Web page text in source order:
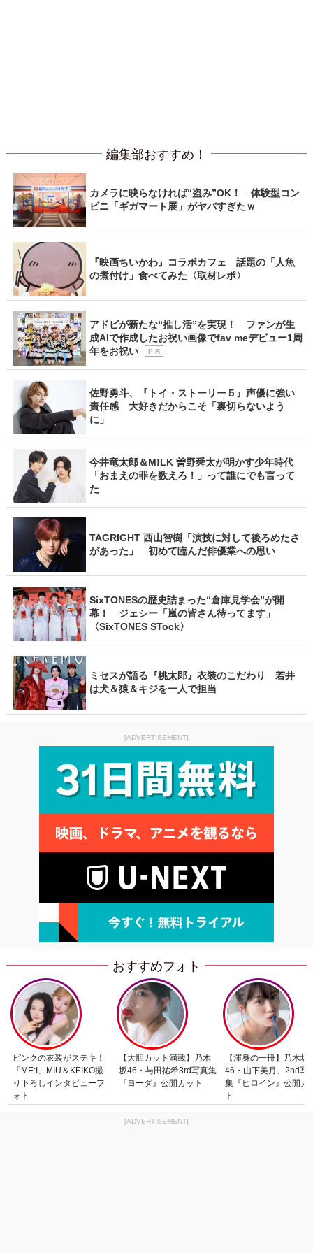
編集部おすすめ！
カメラに映らなければ“盗み”OK！ 体験型コン
ビニ「ギガマート展」がヤバすぎたｗ
『映画ちいかわ』コラボカフェ 話題の「人魚
の煮付け」食べてみた〈取材レポ〉
アドビが新たな“推し活”を実現！ ファンが生
成AIで作成したお祝い画像でfav meデビュー1周
年をお祝い
P R
佐野勇斗、『トイ・ストーリー５』声優に強い
責任感 大好きだからこそ「裏切らないよう
に」
今井竜太郎＆M!LK 曽野舜太が明かす少年時代
「おまえの罪を数えろ！」って誰にでも言って
た
TAGRIGHT 西山智樹「演技に対して後ろめたさ
があった」 初めて臨んだ俳優業への思い
SixTONESの歴史詰まった“倉庫見学会”が開
幕！ ジェシー「嵐の皆さん待ってます」
〈SixTONES STock〉
ミセスが語る『桃太郎』衣装のこだわり 若井
は犬＆猿＆キジを一人で担当
[ADVERTISEMENT]
おすすめフォト
ピンクの衣装がステキ！
「ME:I」MIU＆KEIKO撮
り下ろしインタビューフ
ォト
【大胆カット満載】乃木
坂46・与田祐希3rd写真集
『ヨーダ』公開カット
【渾身の一冊】乃木坂
46・山下美月、2nd写
集『ヒロイン』公開カ
ト
[ADVERTISEMENT]